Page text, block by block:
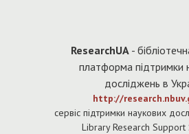
ResearchUA -
платформа підтримки
досліджень в
http://
cервіс підтримки наукових
Library Research Support